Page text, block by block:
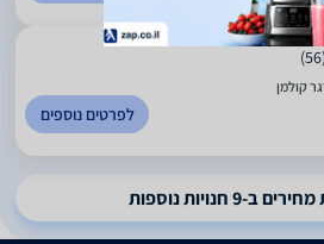
(
56
)
לפרטים נוספים
ב-9 חנויות נוספות